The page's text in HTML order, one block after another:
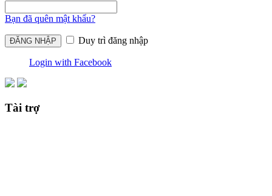
Bạn đã quên mật khẩu?
Duy trì đăng nhập
Login with Facebook
Tài trợ